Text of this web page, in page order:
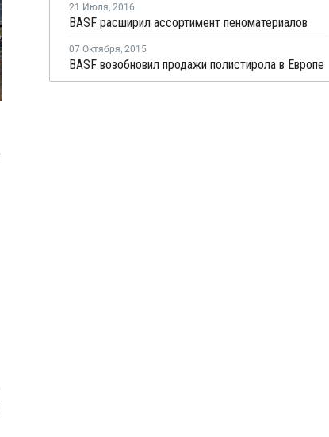
21 Июля, 2016
BASF расширил ассортимент пеноматериалов
07 Октября, 2015
BASF возобновил продажи полистирола в Европе